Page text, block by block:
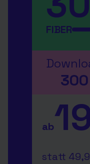
FIBER
300
ab
statt